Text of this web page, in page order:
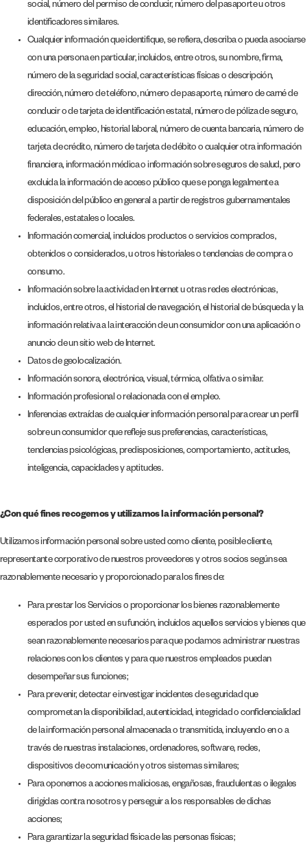
social, número del permiso de conducir, número del pasaporte u otros
identificadores similares.
Cualquier información que identifique, se refiera, describa o pueda asociarse
con una persona en particular, incluidos, entre otros, su nombre, firma,
número de la seguridad social, características físicas o descripción,
dirección, número de teléfono, número de pasaporte, número de carné de
conducir o de tarjeta de identificación estatal, número de póliza de seguro,
educación, empleo, historial laboral, número de cuenta bancaria, número de
tarjeta de crédito, número de tarjeta de débito o cualquier otra información
financiera, información médica o información sobre seguros de salud, pero
excluida la información de acceso público que se ponga legalmente a
disposición del público en general a partir de registros gubernamentales
federales, estatales o locales.
Información comercial, incluidos productos o servicios comprados,
obtenidos o considerados, u otros historiales o tendencias de compra o
consumo.
Información sobre la actividad en Internet u otras redes electrónicas,
incluidos, entre otros, el historial de navegación, el historial de búsqueda y la
información relativa a la interacción de un consumidor con una aplicación o
anuncio de un sitio web de Internet.
Datos de geolocalización.
Información sonora, electrónica, visual, térmica, olfativa o similar.
Información profesional o relacionada con el empleo.
Inferencias extraídas de cualquier información personal para crear un perfil
sobre un consumidor que refleje sus preferencias, características,
tendencias psicológicas, predisposiciones, comportamiento, actitudes,
inteligencia, capacidades y aptitudes.
¿Con qué fines recogemos y utilizamos la información personal?
Utilizamos información personal sobre usted como cliente, posible cliente,
representante corporativo de nuestros proveedores y otros socios según sea
razonablemente necesario y proporcionado para los fines de:
Para prestar los Servicios o proporcionar los bienes razonablemente
esperados por usted en su función, incluidos aquellos servicios y bienes que
sean razonablemente necesarios para que podamos administrar nuestras
relaciones con los clientes y para que nuestros empleados puedan
desempeñar sus funciones;
Para prevenir, detectar e investigar incidentes de seguridad que
comprometan la disponibilidad, autenticidad, integridad o confidencialidad
de la información personal almacenada o transmitida, incluyendo en o a
través de nuestras instalaciones, ordenadores, software, redes,
dispositivos de comunicación y otros sistemas similares;
Para oponernos a acciones maliciosas, engañosas, fraudulentas o ilegales
dirigidas contra nosotros y perseguir a los responsables de dichas
acciones;
Para garantizar la seguridad física de las personas físicas;